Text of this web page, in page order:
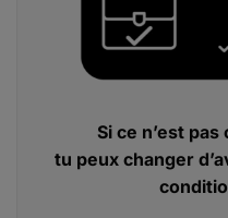
Si ce n’est
tu peux changer